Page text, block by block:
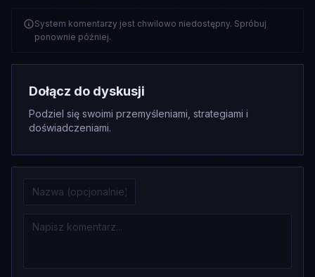
System komentarzy jest chwilowo niedostępny. Spróbuj
ponownie później.
Dołącz do dyskusji
Podziel się swoimi przemyśleniami, strategiami i
doświadczeniami.